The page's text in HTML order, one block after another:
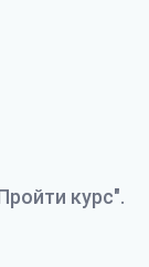
курс".